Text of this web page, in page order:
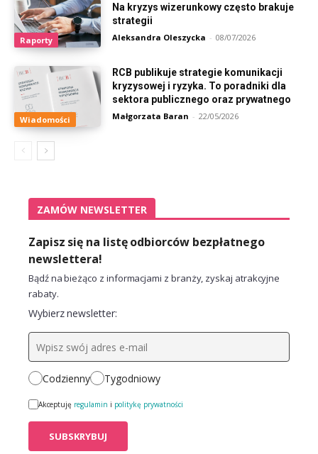
Raporty
Na kryzys wizerunkowy często brakuje
strategii
Aleksandra Oleszycka - 08/07/2026
Wiadomości
RCB publikuje strategie komunikacji
kryzysowej i ryzyka. To poradniki dla
sektora publicznego oraz prywatnego
Małgorzata Baran - 22/05/2026
ZAMÓW NEWSLETTER
Zapisz się na listę odbiorców bezpłatnego
newslettera!
Bądź na bieżąco z informacjami z branży, zyskaj atrakcyjne
rabaty.
Wybierz newsletter:
Codzienny Tygodniowy
Akceptuję regulamin i politykę prywatności